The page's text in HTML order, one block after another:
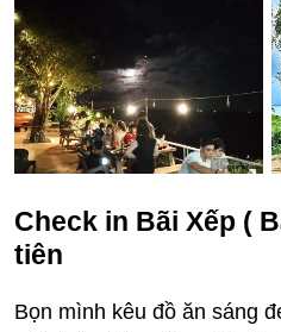
Check in Bãi Xếp (
tiên
Bọn mình kêu đồ ăn sáng